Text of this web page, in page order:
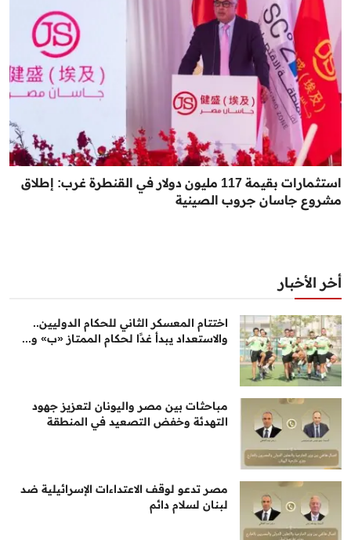
استثمارات بقيمة 117 مليون دولار في القنطرة غرب: إطلاق
مشروع جاسان جروب الصينية
أخر الأخبار
اختتام المعسكر الثاني للحكام الدوليين..
والاستعداد يبدأ غدًا لحكام الممتاز «ب» و...
مباحثات بين مصر واليونان لتعزيز جهود
التهدئة وخفض التصعيد في المنطقة
مصر تدعو لوقف الاعتداءات الإسرائيلية ضد
لبنان لسلام دائم